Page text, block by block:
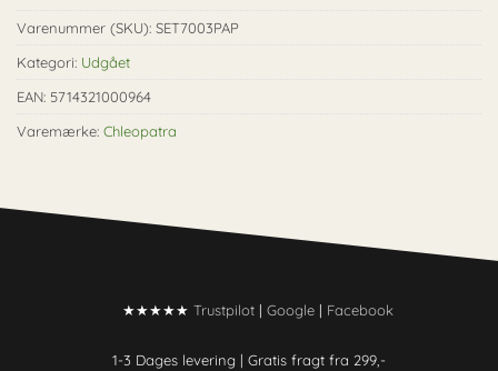
Varenummer (SKU): SET7003PAP
Kategori: Udgået
EAN: 5714321000964
Varemærke: Chleopatra
★★★★★ Trustpilot | Google | Facebook
1-3 Dages levering | Gratis fragt fra 299,-